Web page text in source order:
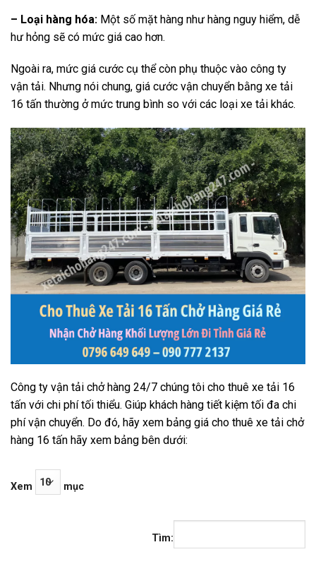
– Loại hàng hóa: Một số mặt hàng như hàng nguy hiểm, dễ
hư hỏng sẽ có mức giá cao hơn.
Ngoài ra, mức giá cước cụ thể còn phụ thuộc vào công ty
vận tải. Nhưng nói chung, giá cước vận chuyển bằng xe tải
16 tấn thường ở mức trung bình so với các loại xe tải khác.
Công ty vận tải chở hàng 24/7 chúng tôi cho thuê xe tải 16
tấn với chi phí tối thiểu. Giúp khách hàng tiết kiệm tối đa chi
phí vận chuyển. Do đó, hãy xem bảng giá cho thuê xe tải chở
hàng 16 tấn hãy xem bảng bên dưới:
Xem mục
Tìm: